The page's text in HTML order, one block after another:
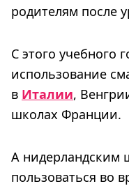
родителям после
С этого учебного
использование
в Италии,
школах Франции.
А нидерландским
пользоваться во